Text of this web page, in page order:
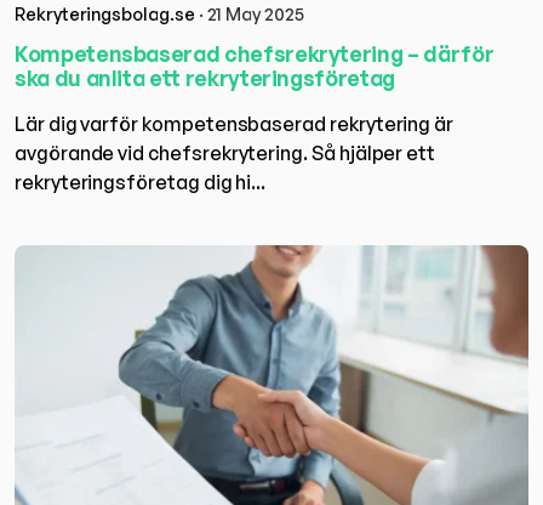
Rekryteringsbolag.se · 21 May 2025
Kompetensbaserad chefsrekrytering – därför
ska du anlita ett rekryteringsföretag
Lär dig varför kompetensbaserad rekrytering är
avgörande vid chefsrekrytering. Så hjälper ett
rekryteringsföretag dig hi...